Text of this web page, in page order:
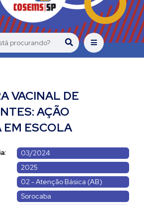
VACINAL DE
AÇÃO
EM ESCOLA
03/2024
2025
02 - Atenção Básica (AB)
Sorocaba